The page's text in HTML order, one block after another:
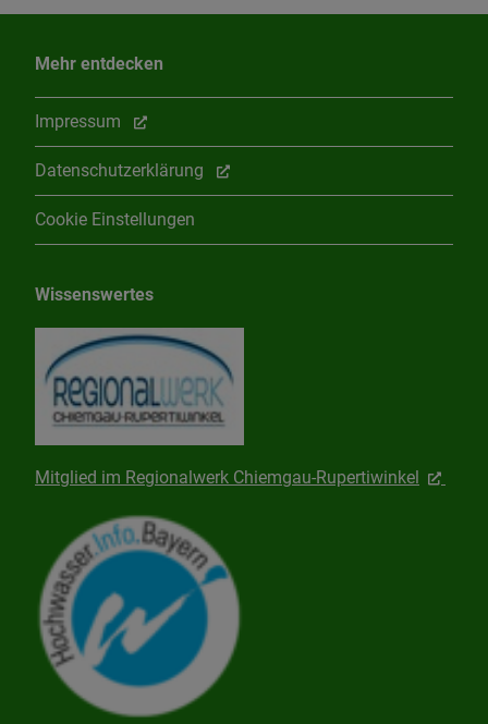
Mehr entdecken
Impressum
Datenschutzerklärung
Cookie Einstellungen
Wissenswertes
Mitglied im Regionalwerk Chiemgau-Rupertiwinkel